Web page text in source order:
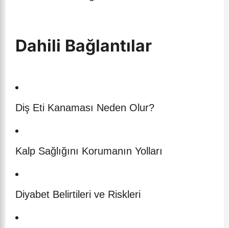
Dahili Bağlantılar
Diş Eti Kanaması Neden Olur?
Kalp Sağlığını Korumanın Yolları
Diyabet Belirtileri ve Riskleri